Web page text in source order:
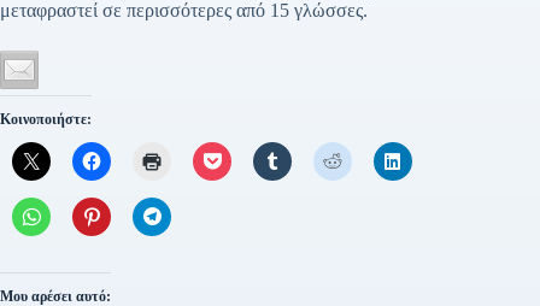
μεταφραστεί σε περισσότερες από 15 γλώσσες.
Κοινοποιήστε:
Μου αρέσει αυτό: